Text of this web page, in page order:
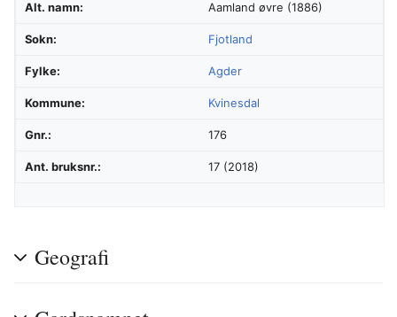
Alt. namn: Aamland øvre (1886)
Sokn: Fjotland
Fylke: Agder
Kommune: Kvinesdal
Gnr.: 176
Ant. bruksnr.: 17 (2018)
Geografi